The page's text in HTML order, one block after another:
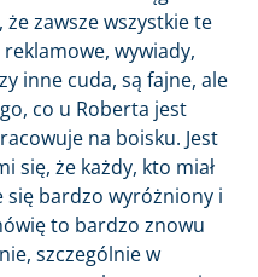
zawsze wszystkie te
wywiady,
inne cuda, są fajne, ale
co u Roberta jest
na boisku. Jest
się, że każdy, kto miał
się bardzo wyróżniony i
to bardzo znowu
szczególnie w